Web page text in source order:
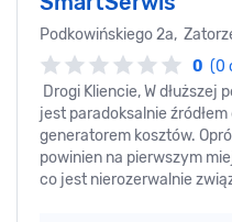
Podkowińskiego 2a,
0 (0
Drogi Kliencie, W
jest paradoksalnie
generatorem kosztów.
powinien na pierwszym
co jest nierozerwalnie